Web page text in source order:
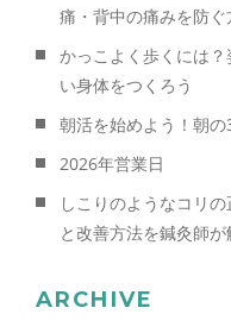
痛・背中の痛みを防ぐ
かっこよく歩くには
い身体をつくろう
朝活を始めよう！朝
2026年営業日
しこりのようなコリ
と改善方法を鍼灸師が
ARCHIVE